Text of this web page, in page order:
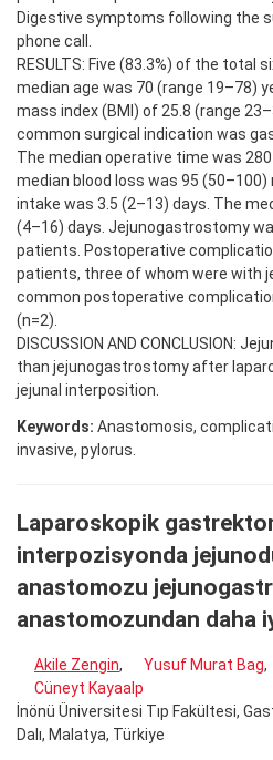
Digestive symptoms following the
phone call.
RESULTS: Five (83.3%) of the total
median age was 70 (range 19–78)
mass index (BMI) of 25.8 (range
common surgical indication was
The median operative time was
median blood loss was 95 (50–100)
intake was 3.5 (2–13) days. The
(4–16) days. Jejunogastrostomy
patients. Postoperative
patients, three of whom were with
common postoperative
(n=2).
DISCUSSION AND CONCLUSION:
than jejunogastrostomy after
jejunal interposition.
Keywords: Anastomosis,
invasive, pylorus.
Laparoskopik
interpozisyonda
anastomozu
anastomozundan daha
Akile Zengin, Yusuf Murat Bag,
Cüneyt Kayaalp
İnönü Üniversitesi Tıp Fakültesi,
Dalı, Malatya, Türkiye